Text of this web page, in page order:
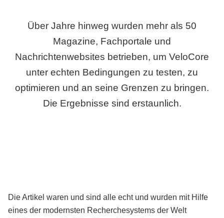
Über Jahre hinweg wurden mehr als 50
Magazine, Fachportale und
Nachrichtenwebsites betrieben, um VeloCore
unter echten Bedingungen zu testen, zu
optimieren und an seine Grenzen zu bringen.
Die Ergebnisse sind erstaunlich.
Die Artikel waren und sind alle echt und wurden mit Hilfe
eines der modernsten Recherchesystems der Welt